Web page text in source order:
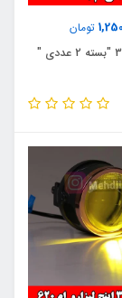
تومان